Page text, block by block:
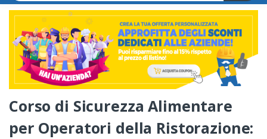
Corso di Sicurezza Alimentare
per Operatori della Ristorazione: